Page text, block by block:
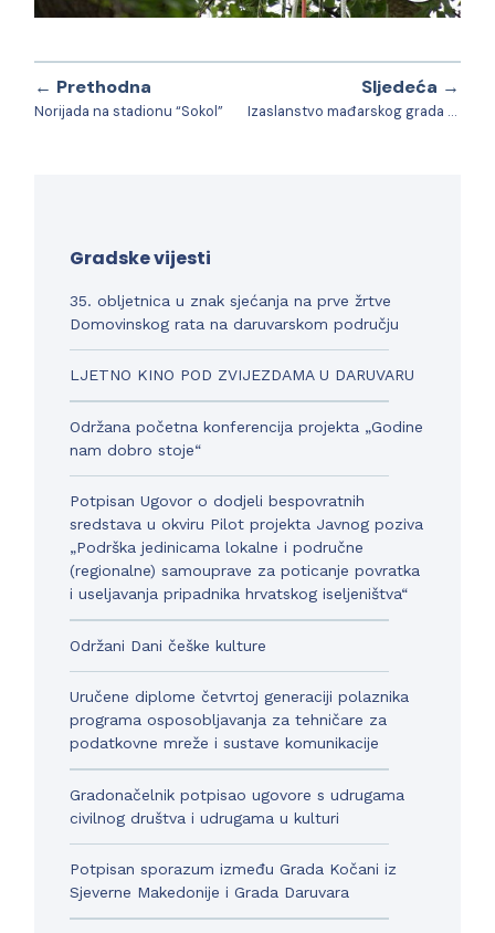
← Prethodna
Norijada na stadionu “Sokol”
Sljedeća →
Izaslanstvo mađarskog grada Cseprega u posjetu Daruvaru
Gradske vijesti
35. obljetnica u znak sjećanja na prve žrtve
Domovinskog rata na daruvarskom području
LJETNO KINO POD ZVIJEZDAMA U DARUVARU
Održana početna konferencija projekta „Godine
nam dobro stoje“
Potpisan Ugovor o dodjeli bespovratnih
sredstava u okviru Pilot projekta Javnog poziva
„Podrška jedinicama lokalne i područne
(regionalne) samouprave za poticanje povratka
i useljavanja pripadnika hrvatskog iseljeništva“
Održani Dani češke kulture
Uručene diplome četvrtoj generaciji polaznika
programa osposobljavanja za tehničare za
podatkovne mreže i sustave komunikacije
Gradonačelnik potpisao ugovore s udrugama
civilnog društva i udrugama u kulturi
Potpisan sporazum između Grada Kočani iz
Sjeverne Makedonije i Grada Daruvara